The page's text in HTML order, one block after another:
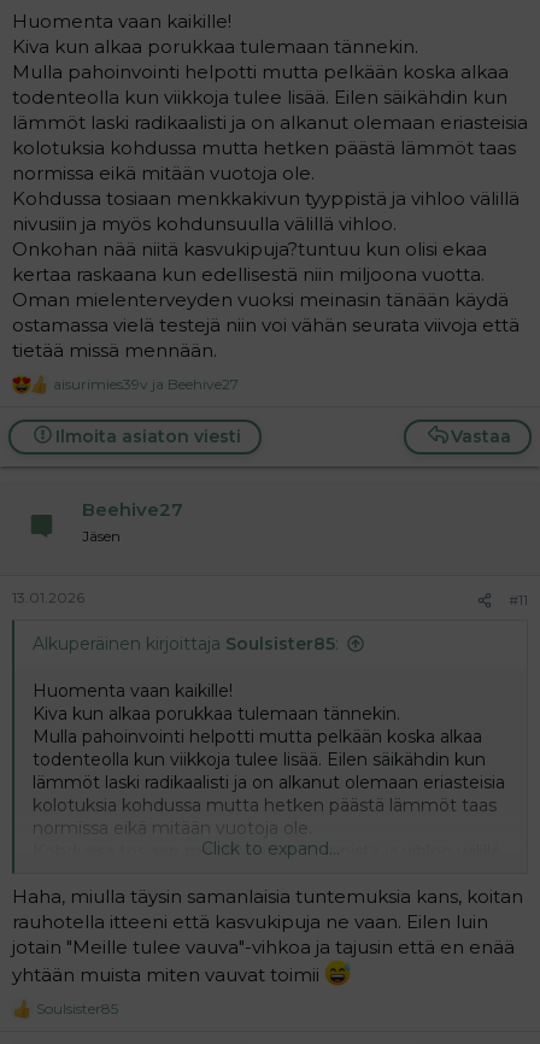
Huomenta vaan kaikille!
Kiva kun alkaa porukkaa tulemaan tännekin.
Mulla pahoinvointi helpotti mutta pelkään koska alkaa
todenteolla kun viikkoja tulee lisää. Eilen säikähdin kun
lämmöt laski radikaalisti ja on alkanut olemaan eriasteisia
kolotuksia kohdussa mutta hetken päästä lämmöt taas
normissa eikä mitään vuotoja ole.
Kohdussa tosiaan menkkakivun tyyppistä ja vihloo välillä
nivusiin ja myös kohdunsuulla välillä vihloo.
Onkohan nää niitä kasvukipuja?tuntuu kun olisi ekaa
kertaa raskaana kun edellisestä niin miljoona vuotta.
Oman mielenterveyden vuoksi meinasin tänään käydä
ostamassa vielä testejä niin voi vähän seurata viivoja että
tietää missä mennään.
R
a
c
t
aisurimies39v ja Beehive27
Vastaa
Ilmoita asiaton viesti
Beehive27
Jäsen
13.01.2026 #11
Alkuperäinen kirjoittaja Soulsister85:
Huomenta vaan kaikille!
Kiva kun alkaa porukkaa tulemaan tännekin.
Mulla pahoinvointi helpotti mutta pelkään koska alkaa
todenteolla kun viikkoja tulee lisää. Eilen säikähdin kun
lämmöt laski radikaalisti ja on alkanut olemaan eriasteisia
kolotuksia kohdussa mutta hetken päästä lämmöt taas
normissa eikä mitään vuotoja ole.
Kohdussa tosiaan menkkakivun tyyppistä ja vihloo välillä
Onkohan nää niitä kasvukipuja?tuntuu kun olisi ekaa
kertaa raskaana kun edellisestä niin miljoona vuotta.
Oman mielenterveyden vuoksi meinasin tänään käydä
ostamassa vielä testejä niin voi vähän seurata viivoja että
tietää missä mennään.
Click to expand...
Haha, miulla täysin samanlaisia tuntemuksia kans, koitan
rauhotella itteeni että kasvukipuja ne vaan. Eilen luin
jotain "Meille tulee vauva"-vihkoa ja tajusin että en enää
yhtään muista miten vauvat toimii
R
Soulsister85